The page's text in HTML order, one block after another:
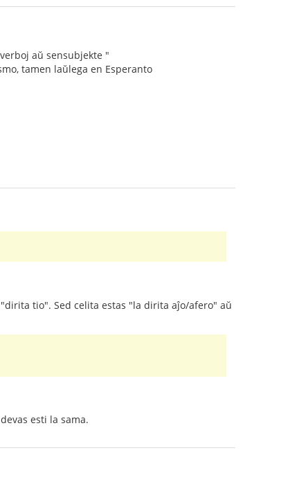
aŭ sensubjekte "
tamen laŭlega en Esperanto
tio". Sed celita estas "la dirita aĵo/afero" aŭ
esti la sama.